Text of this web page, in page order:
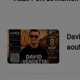
EVÉNEMENTS
CIRCULATION EN